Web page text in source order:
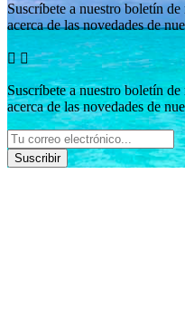
Suscríbete a nuestro boletín
acerca de las novedades de
 
Suscríbete a nuestro boletín
acerca de las novedades de
Suscribir